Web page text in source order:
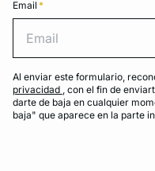
Email *
Al enviar este formulario,
privacidad , con el fin de
darte de baja en cualquier
baja" que aparece en la parte